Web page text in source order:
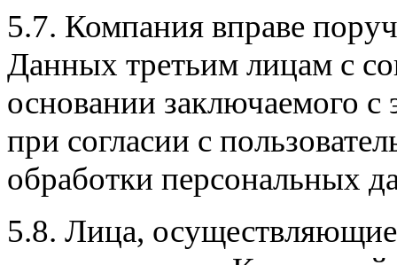
5.7. Компания вправе
Данных третьим лицам с
основании заключаемого
при согласии с
обработки персональных
5.8. Лица,